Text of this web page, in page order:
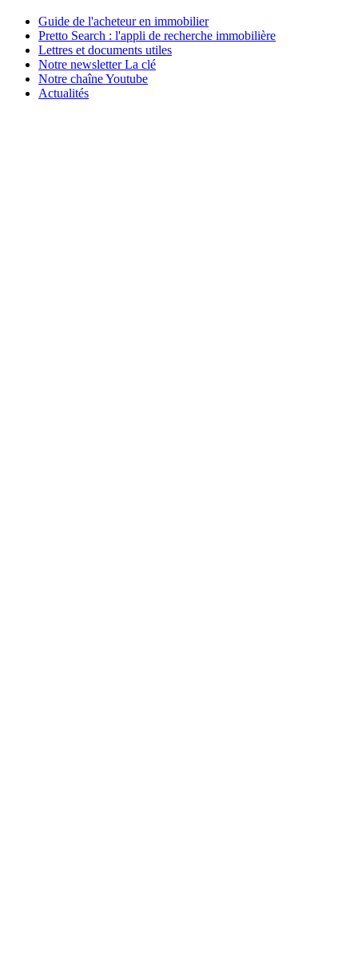
Guide de l'acheteur en immobilier
Pretto Search : l'appli de recherche immobilière
Lettres et documents utiles
Notre newsletter La clé
Notre chaîne Youtube
Actualités